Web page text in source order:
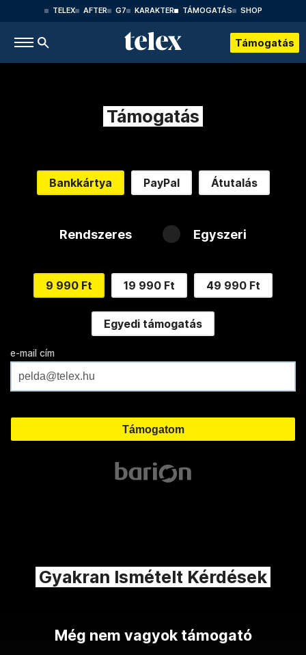
TELEX AFTER G7 KARAKTER TÁMOGATÁS SHOP
Támogatás
Támogatás
Bankkártya PayPal Átutalás
Rendszeres Egyszeri
9 990 Ft 19 990 Ft 49 990 Ft
Egyedi támogatás
e-mail cím
Gyakran Ismételt Kérdések
Még nem vagyok támogató